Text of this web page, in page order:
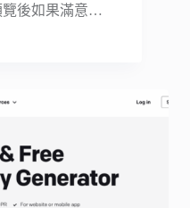
覽後如果滿意…